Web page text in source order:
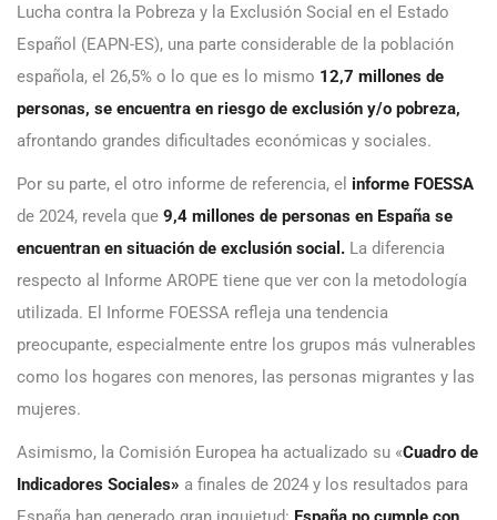
Lucha contra la Pobreza y la Exclusión Social en el Estado
Español (EAPN-ES), una parte considerable de la población
española, el 26,5% o lo que es lo mismo 12,7 millones de
personas, se encuentra en riesgo de exclusión y/o pobreza,
afrontando grandes dificultades económicas y sociales.
Por su parte, el otro informe de referencia, el informe FOESSA
de 2024, revela que 9,4 millones de personas en España se
encuentran en situación de exclusión social. La diferencia
respecto al Informe AROPE tiene que ver con la metodología
utilizada. El Informe FOESSA refleja una tendencia
preocupante, especialmente entre los grupos más vulnerables
como los hogares con menores, las personas migrantes y las
mujeres.
Asimismo, la Comisión Europea ha actualizado su «Cuadro de
Indicadores Sociales» a finales de 2024 y los resultados para